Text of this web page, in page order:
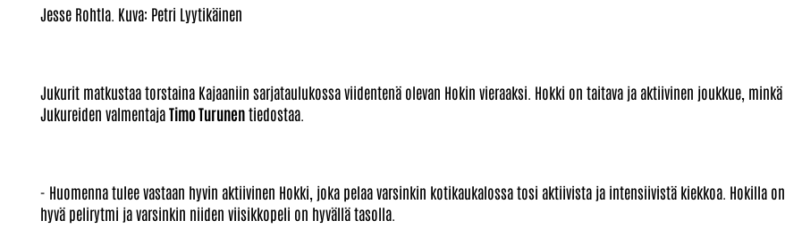
Jesse Rohtla. Kuva: Petri Lyytikäinen
Jukurit matkustaa torstaina Kajaaniin sarjataulukossa viidentenä olevan Hokin vieraaksi. Hokki on taitava ja aktiivinen joukkue, minkä
Jukureiden valmentajaTimo Turunentiedostaa.
- Huomenna tulee vastaan hyvin aktiivinen Hokki, joka pelaa varsinkin kotikaukalossa tosi aktiivista ja intensiivistä kiekkoa. Hokilla on
hyvä pelirytmi ja varsinkin niiden viisikkopeli on hyvällä tasolla.